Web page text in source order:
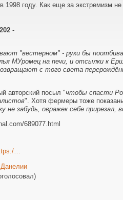
1998 году. Как еще за экстремизм
-
"вестерном" - руки бы
МУромец на печи, и отсылки к
с того света
авторский посыл "чтобы спасти
". Хотя фермеры тоже
не забудь, овражек себе
689077.html
…